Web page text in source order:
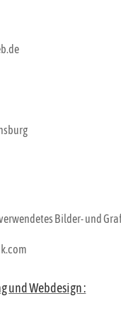
Bilder- und
und Webdesign :